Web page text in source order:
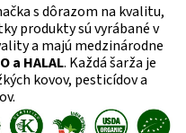
s dôrazom na kvalitu,
produkty sú vyrábané v
a majú medzinárodne
a HALAL. Každá šarža je
kovov, pesticídov a